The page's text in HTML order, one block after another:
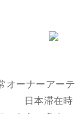
オーナーアー
日本滞在時